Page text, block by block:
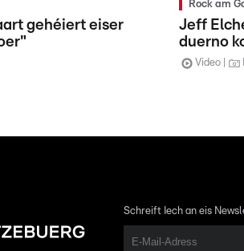
gehéiert eiser
Rock am
Jeff
duerno
Video
Schreift Iech an eis